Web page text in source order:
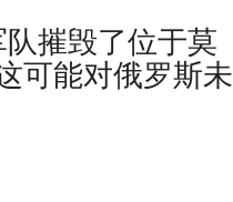
摧毁了位于莫
可能对俄罗斯未